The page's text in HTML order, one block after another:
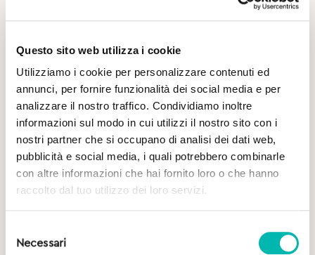
Questo sito web utilizza i cookie
Utilizziamo i cookie per personalizzare contenuti ed
annunci, per fornire funzionalità dei social media e per
analizzare il nostro traffico. Condividiamo inoltre
informazioni sul modo in cui utilizzi il nostro sito con i
nostri partner che si occupano di analisi dei dati web,
pubblicità e social media, i quali potrebbero combinarle
con altre informazioni che hai fornito loro o che hanno
raccolto dal tuo utilizzo dei loro servizi.
delNecessari